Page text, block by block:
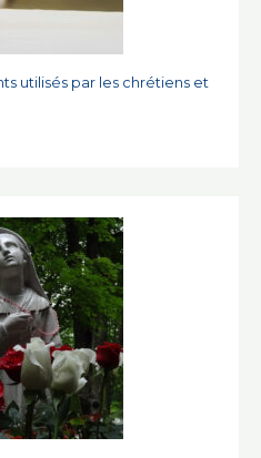
utilisés par les chrétiens et